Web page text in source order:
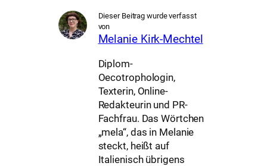
Dieser Beitrag wurde verfasst
von
Melanie Kirk-Mechtel
Diplom-
Oecotrophologin,
Texterin, Online-
Redakteurin und PR-
Fachfrau. Das Wörtchen
„mela“, das in Melanie
steckt, heißt auf
Italienisch übrigens